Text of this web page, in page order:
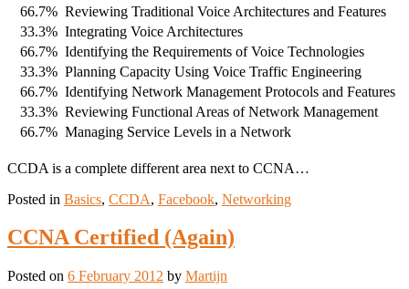
66.7% Reviewing Traditional Voice Architectures and Features
33.3% Integrating Voice Architectures
66.7% Identifying the Requirements of Voice Technologies
33.3% Planning Capacity Using Voice Traffic Engineering
66.7% Identifying Network Management Protocols and Features
33.3% Reviewing Functional Areas of Network Management
66.7% Managing Service Levels in a Network
CCDA is a complete different area next to CCNA…
Posted in Basics, CCDA, Facebook, Networking
CCNA Certified (Again)
Posted on 6 February 2012 by Martijn